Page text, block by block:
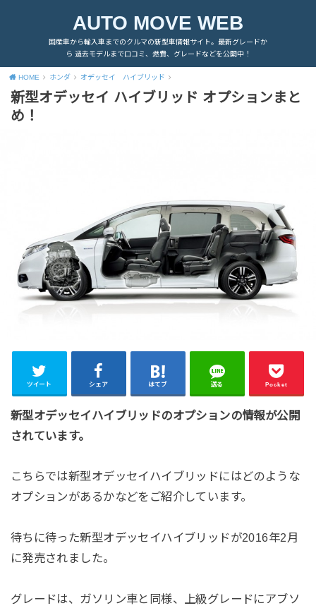
AUTO MOVE WEB
国産車から輸入車までのクルマの新型車情報サイト。最新グレードか
ら 過去モデルまで口コミ、燃費、グレードなどを公開中！
HOME ホンダ オデッセイ ハイブリッド
新型オデッセイ ハイブリッド オプションまと
め！
ツイート シェア はてブ 送る Pocket
新型オデッセイハイブリッドのオプションの情報が公開
されています。
こちらでは新型オデッセイハイブリッドにはどのような
オプションがあるかなどをご紹介しています。
待ちに待った新型オデッセイハイブリッドが2016年2月
に発売されました。
グレードは、ガソリン車と同様、上級グレードにアブソ